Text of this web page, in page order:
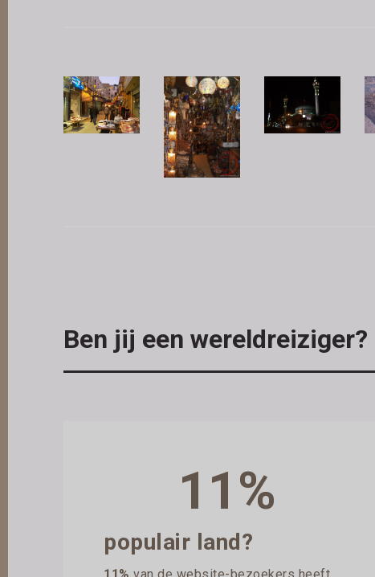
Ben jij een wereldreiziger?
11%
populair land?